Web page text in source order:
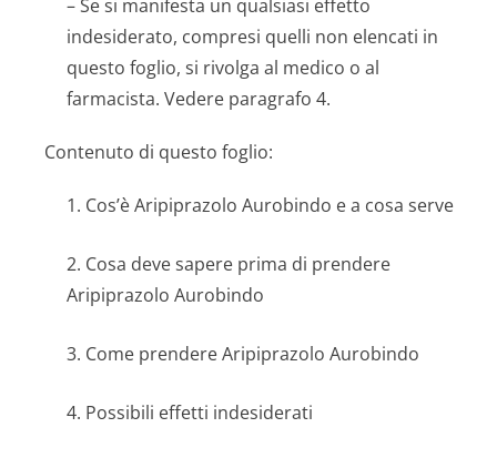
– Se si manifesta un qualsiasi effetto
indesiderato, compresi quelli non elencati in
questo foglio, si rivolga al medico o al
farmacista. Vedere paragrafo 4.
Contenuto di questo foglio:
1. Cos’è Aripiprazolo Aurobindo e a cosa serve
2. Cosa deve sapere prima di prendere
Aripiprazolo Aurobindo
3. Come prendere Aripiprazolo Aurobindo
4. Possibili effetti indesiderati